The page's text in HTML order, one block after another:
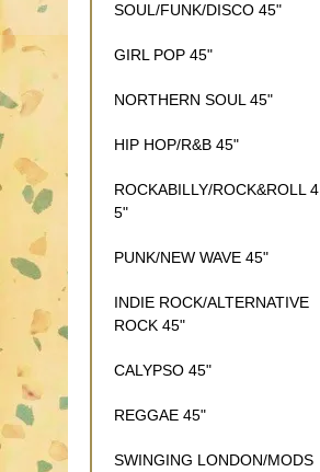
SOUL/FUNK/DISCO 45"
GIRL POP 45"
NORTHERN SOUL 45"
HIP HOP/R&B 45"
ROCKABILLY/ROCK&ROLL 4
5"
PUNK/NEW WAVE 45"
INDIE ROCK/ALTERNATIVE
ROCK 45"
CALYPSO 45"
REGGAE 45"
SWINGING LONDON/MODS